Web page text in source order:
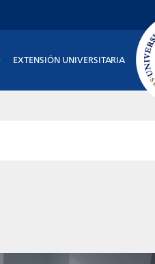
EXTENSIÓN UNIVERSITARIA